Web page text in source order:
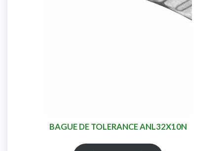
BAGUE DE TOLERANCE ANL32X10N